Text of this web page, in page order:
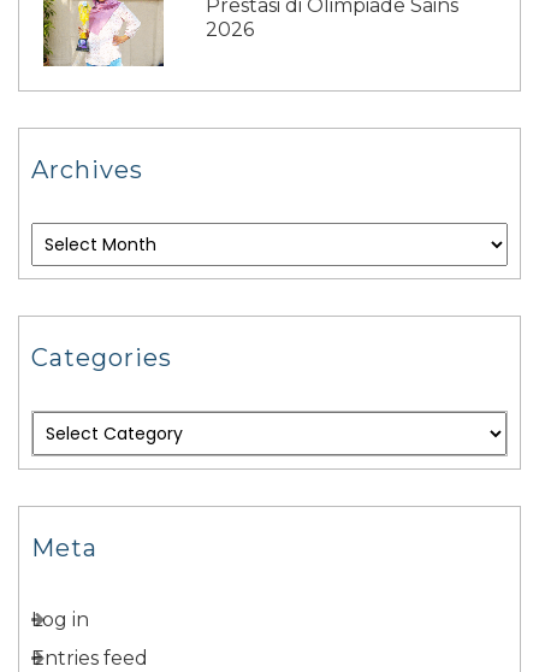
Prestasi di Olimpiade Sains
2026
Archives
Categories
Meta
Log in
Entries feed